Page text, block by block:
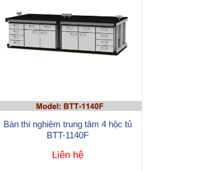
Bàn thí nghiệm trung tâm 4 hộc tủ
BTT-1140F
Liên hệ